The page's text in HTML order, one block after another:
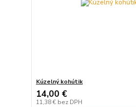
Kúzelný kohútik
14,00 €
11,38 € bez DPH